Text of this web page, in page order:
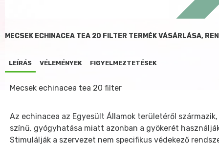
MECSEK ECHINACEA TEA 20 FILTER TERMÉK VÁSÁRLÁSA,
LEÍRÁS VÉLEMÉNYEK FIGYELMEZTETÉSEK
Mecsek echinacea tea 20 filter
Az echinacea az Egyesült Államok területéről
színű, gyógyhatása miatt azonban a gyökerét
Stimulálják a szervezet nem specifikus védekező